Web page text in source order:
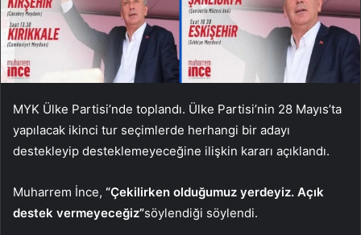
MYK Ülke Partisi’nde toplandı. Ülke Partisi’nin 28 Mayıs’ta
yapılacak ikinci tur seçimlerde herhangi bir adayı
destekleyip desteklemeyeceğine ilişkin kararı açıklandı.
Muharrem İnce, “Çekilirken olduğumuz yerdeyiz. Açık
destek vermeyeceğiz”söylendiği söylendi.